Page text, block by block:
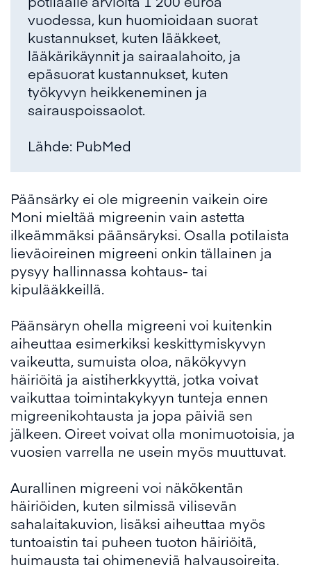
vuodessa, kun huomioidaan suorat
kustannukset, kuten lääkkeet,
lääkärikäynnit ja sairaalahoito, ja
epäsuorat kustannukset, kuten
työkyvyn heikkeneminen ja
sairauspoissaolot.
Lähde: PubMed
Päänsärky ei ole migreenin vaikein oire
Moni mieltää migreenin vain astetta
ilkeämmäksi päänsäryksi. Osalla potilaista
lieväoireinen migreeni onkin tällainen ja
pysyy hallinnassa kohtaus- tai
kipulääkkeillä.
Päänsäryn ohella migreeni voi kuitenkin
aiheuttaa esimerkiksi keskittymiskyvyn
vaikeutta, sumuista oloa, näkökyvyn
häiriöitä ja aistiherkkyyttä, jotka voivat
vaikuttaa toimintakykyyn tunteja ennen
migreenikohtausta ja jopa päiviä sen
jälkeen. Oireet voivat olla monimuotoisia, ja
vuosien varrella ne usein myös muuttuvat.
Aurallinen migreeni voi näkökentän
häiriöiden, kuten silmissä vilisevän
sahalaitakuvion, lisäksi aiheuttaa myös
tuntoaistin tai puheen tuoton häiriöitä,
huimausta tai ohimeneviä halvausoireita.